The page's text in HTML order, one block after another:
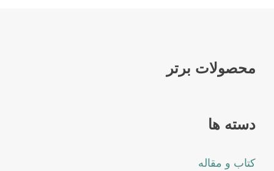
محصولات برتر
دسته ها
کتاب و مقاله